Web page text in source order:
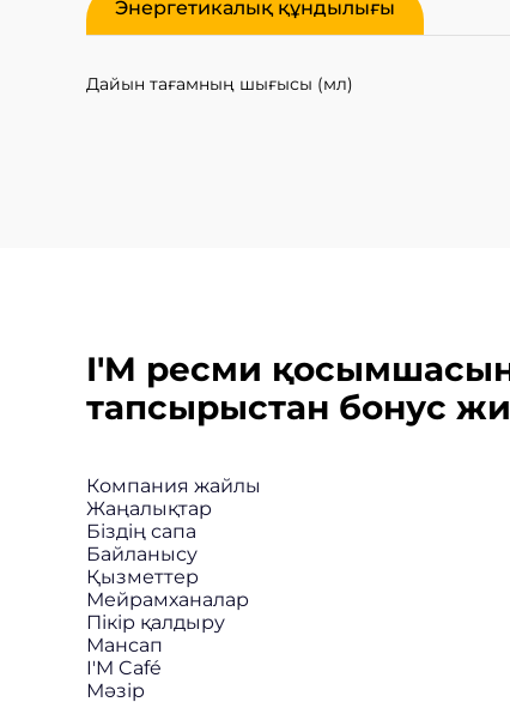
Энергетикалық құндылығы
Дайын тағамның шығысы (мл)
I'M ресми
тапсырыстан бонус
Компания жайлы
Жаңалықтар
Біздің сапа
Байланысу
Қызметтер
Мейрамханалар
Пікір қалдыру
Мансап
I'M Café
Мәзір